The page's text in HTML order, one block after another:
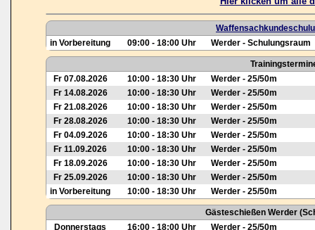
in Vorbereitung
09:00 - 18:00 Uhr Werder - Schulungsraum
Fr 07.08.2026
10:00 - 18:30 Uhr
Werder - 25/50m
Fr 14.08.2026
10:00 - 18:30 Uhr
Werder - 25/50m
Fr 21.08.2026
10:00 - 18:30 Uhr
Werder - 25/50m
Fr 28.08.2026
10:00 - 18:30 Uhr
Werder - 25/50m
Fr 04.09.2026
10:00 - 18:30 Uhr
Werder - 25/50m
Fr 11.09.2026
10:00 - 18:30 Uhr
Werder - 25/50m
Fr 18.09.2026
10:00 - 18:30 Uhr
Werder - 25/50m
Fr 25.09.2026
10:00 - 18:30 Uhr
Werder - 25/50m
in Vorbereitung
10:00 - 18:30 Uhr Werder - 25/50m
Gästeschießen Werder
Donnerstags
16:00 - 18:00 Uhr
Werder - 25/50m